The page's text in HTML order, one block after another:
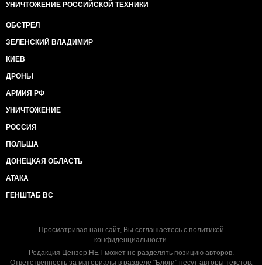
УНИЧТОЖЕНИЕ РОССИЙСКОЙ ТЕХНИКИ
ОБСТРЕЛ
ЗЕЛЕНСКИЙ ВЛАДИМИР
КИЕВ
ДРОНЫ
АРМИЯ РФ
УНИЧТОЖЕНИЕ
РОССИЯ
ПОЛЬША
ДОНЕЦКАЯ ОБЛАСТЬ
АТАКА
ГЕНШТАБ ВС
Просматривая наш сайт, Вы соглашаетесь с политикой
конфиденциальности.
Редакция Цензор.НЕТ может не разделять позицию авторов.
Ответственность за материалы в разделе "Блоги" несут авторы текстов.